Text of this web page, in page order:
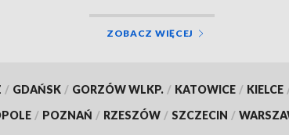
ZOBACZ WIĘCEJ
/ GDAŃSK / GORZÓW WLKP. / KATOWICE / KIELCE
/ POZNAŃ / RZESZÓW / SZCZECIN /